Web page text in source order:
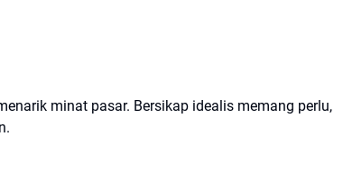
minat pasar. Bersikap idealis memang perlu,